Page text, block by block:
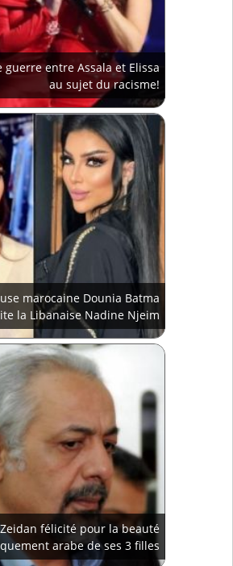
guerre entre Assala et Elissa
au sujet du racisme!
marocaine Dounia Batma
la Libanaise Nadine Njeim
félicité pour la beauté
arabe de ses 3 filles